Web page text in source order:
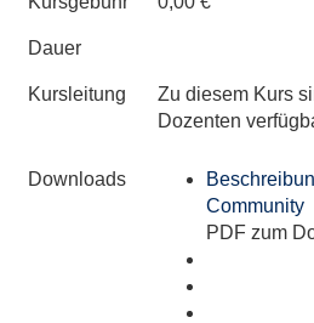
Dauer
Kursleitung
Zu diesem Kurs
Dozenten
Downloads
Community
PDF zum